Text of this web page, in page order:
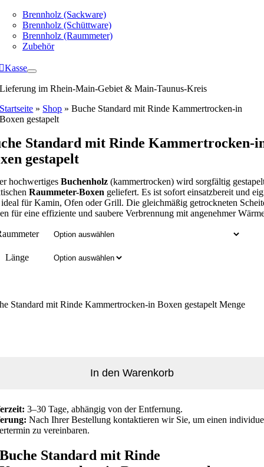
Brennholz (Sackware)
Brennholz (Schüttware)
Brennholz (Raummeter)
Zubehör
Kasse
Lieferung im Rhein-Main-Gebiet & Main-Taunus-Kreis
Startseite » Shop »Buche Standard mit Rinde Kammertrocken-in
Boxen gestapelt
Standard mit Rinde Kammertrocken-
gestapelt
hochwertiges Buchenholz (kammertrocken) wird sorgfältig
Raummeter-Boxen geliefert. Es ist sofort einsatzbereit und
für Kamin, Ofen oder Grill. Die gleichmäßig getrockneten
für eine effiziente und saubere Verbrennung mit angenehmer
Länge
Standard mit Rinde Kammertrocken-in Boxen gestapelt Menge
In den Warenkorb
3–30 Tage, abhängig von der Entfernung.
Nach Ihrer Bestellung kontaktieren wir Sie, um einen
zu vereinbaren.
Buche Standard mit Rinde